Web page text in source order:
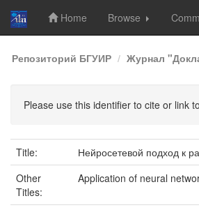
Skip
navigation
Home Browse
Репозиторий БГУИР Журнал
Please use this identifier to cite or link
Title:
Нейросетевой подход к
Other
Titles:
Application of neural